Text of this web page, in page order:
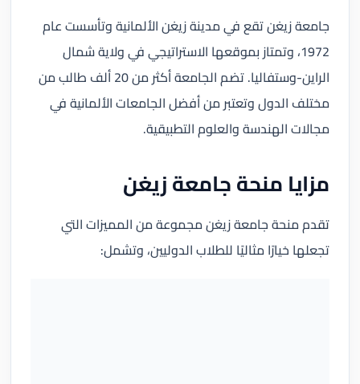
جامعة زيغن تقع في مدينة زيغن الألمانية وتأسست عام
1972، وتمتاز بموقعها الاستراتيجي في ولاية شمال
الراين-وستفاليا. تضم الجامعة أكثر من 20 ألف طالب من
مختلف الدول وتعتبر من أفضل الجامعات الألمانية في
مجالات الهندسة والعلوم التطبيقية.
مزايا منحة جامعة زيغن
تقدم منحة جامعة زيغن مجموعة من المميزات التي
تجعلها خيارًا مثاليًا للطلاب الدوليين، وتشمل: